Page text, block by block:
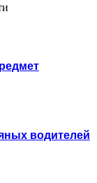
водителей